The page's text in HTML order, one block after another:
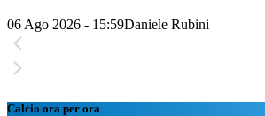
06 Ago 2026 - 15:59Daniele Rubini
Calcio ora per ora